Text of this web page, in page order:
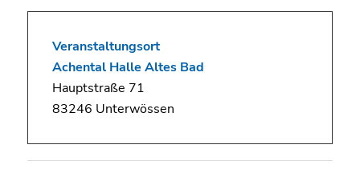
Veranstaltungsort
Achental Halle Altes Bad
Hauptstraße 71
83246 Unterwössen